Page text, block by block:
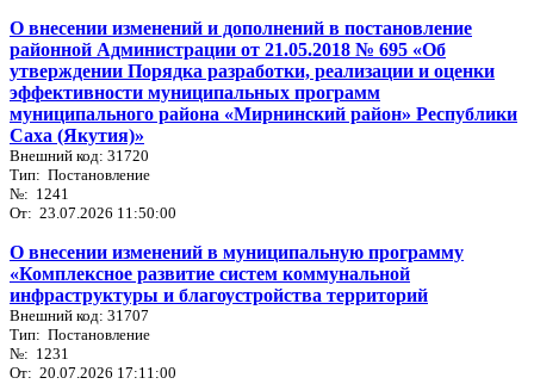
О внесении изменений и дополнений в постановление
районной Администрации от 21.05.2018 № 695 «Об
утверждении Порядка разработки, реализации и оценки
эффективности муниципальных программ
муниципального района «Мирнинский район» Республики
Саха (Якутия)»
Внешний код: 31720
Тип: Постановление
№: 1241
От: 23.07.2026 11:50:00
О внесении изменений в муниципальную программу
«Комплексное развитие систем коммунальной
инфраструктуры и благоустройства территорий
Внешний код: 31707
Тип: Постановление
№: 1231
От: 20.07.2026 17:11:00